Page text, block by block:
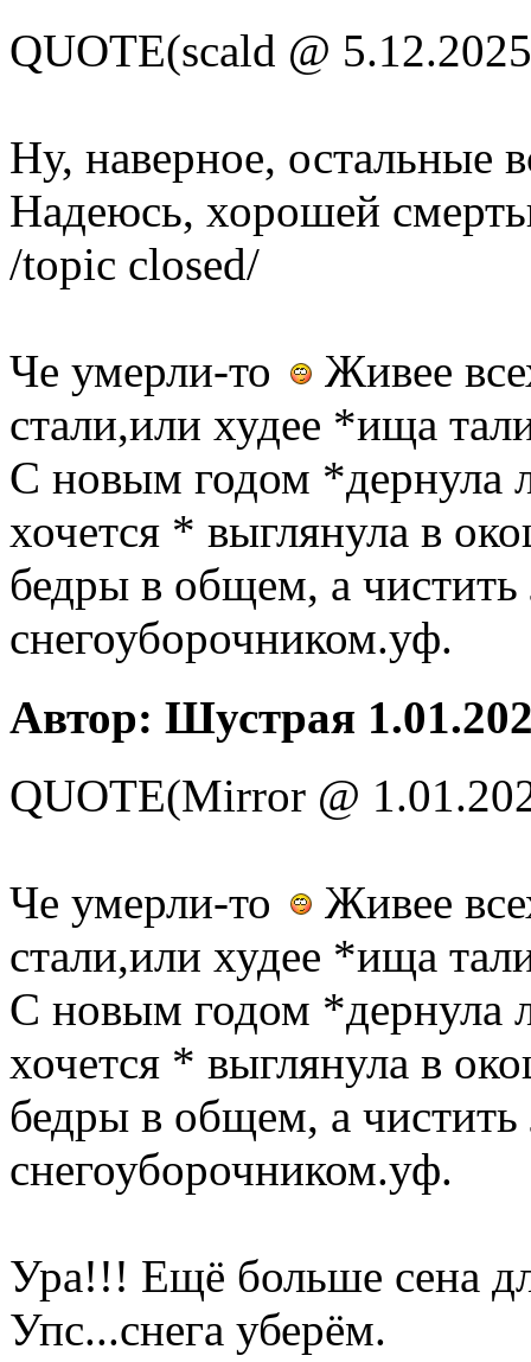
QUOTE(scald @
Ну, наверное, остальные
Надеюсь, хорошей
/topic closed/
Че умерли-то
Живее
стали,или худее *ища
С новым годом *дернула
хочется * выглянула в
бедры в общем, а чистить
снегоуборочником.уф.
Автор: Шустрая
QUOTE(Mirror @
Че умерли-то
Живее
стали,или худее *ища
С новым годом *дернула
хочется * выглянула в
бедры в общем, а чистить
снегоуборочником.уф.
Ура!!! Ещё больше сена
Упс...снега уберём.